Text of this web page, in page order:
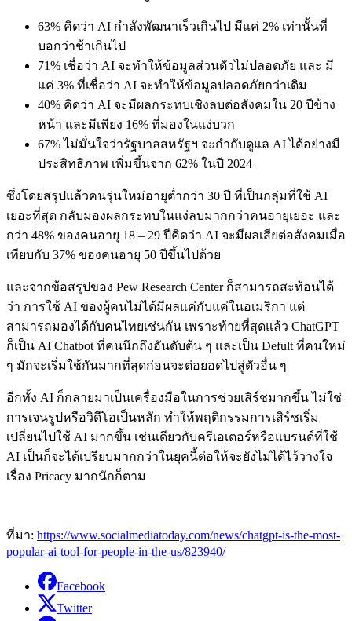
63% คิดว่า AI กำลังพัฒนาเร็วเกินไป มีแค่ 2% เท่านั้นที่
บอกว่าช้าเกินไป
71% เชื่อว่า AI จะทำให้ข้อมูลส่วนตัวไม่ปลอดภัย และ มี
แค่ 3% ที่เชื่อว่า AI จะทำให้ข้อมูลปลอดภัยกว่าเดิม
40% คิดว่า AI จะมีผลกระทบเชิงลบต่อสังคมใน 20 ปีข้าง
หน้า และมีเพียง 16% ที่มองในแง่บวก
67% ไม่มั่นใจว่ารัฐบาลสหรัฐฯ จะกำกับดูแล AI ได้อย่างมี
ประสิทธิภาพ เพิ่มขึ้นจาก 62% ในปี 2024
ซึ่งโดยสรุปแล้วคนรุ่นใหม่อายุต่ำกว่า 30 ปี ที่เป็นกลุ่มที่ใช้ AI
เยอะที่สุด กลับมองผลกระทบในแง่ลบมากกว่าคนอายุเยอะ และ
กว่า 48% ของคนอายุ 18 – 29 ปีคิดว่า AI จะมีผลเสียต่อสังคมเมื่อ
เทียบกับ 37% ของคนอายุ 50 ปีขึ้นไปด้วย
และจากข้อสรุปของ Pew Research Center ก็สามารถสะท้อนได้
ว่า การใช้ AI ของผู้คนไม่ได้มีผลแค่กับแค่ในอเมริกา แต่
สามารถมองได้กับคนไทยเช่นกัน เพราะท้ายที่สุดแล้ว ChatGPT
ก็เป็น AI Chatbot ที่คนนึกถึงอันดับต้น ๆ และเป็น Defult ที่คนใหม่
ๆ มักจะเริ่มใช้กันมากที่สุดก่อนจะต่อยอดไปสู่ตัวอื่น ๆ
อีกทั้ง AI ก็กลายมาเป็นเครื่องมือในการช่วยเสิร์ชมากขึ้น ไม่ใช่
การเจนรูปหรือวิดีโอเป็นหลัก ทำให้พฤติกรรมการเสิร์ชเริ่ม
เปลี่ยนไปใช้ AI มากขึ้น เช่นเดียวกับครีเอเตอร์หรือแบรนด์ที่ใช้
AI เป็นก็จะได้เปรียบมากกว่าในยุคนี้ต่อให้จะยังไม่ได้ไว้วางใจ
เรื่อง Pricacy มากนักก็ตาม
ที่มา: https://www.socialmediatoday.com/news/chatgpt-is-the-most-
popular-ai-tool-for-people-in-the-us/823940/
Facebook
Twitter